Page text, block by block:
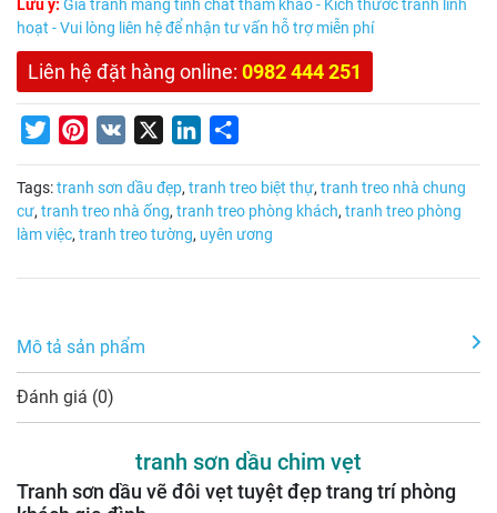
Lưu ý: Giá tranh mang tính chất tham khảo - Kích thước tranh linh
hoạt - Vui lòng liên hệ để nhận tư vấn hỗ trợ miễn phí
Liên hệ đặt hàng online: 0982 444 251
TwitterPinterest
VK LinkedIn
Tags:tranh sơn dầu đẹp, tranh treo biệt thự, tranh treo nhà chung
cư, tranh treo nhà ống, tranh treo phòng khách, tranh treo phòng
làm việc, tranh treo tường, uyên ương
Mô tả sản phẩm
Đánh giá (0)
tranh sơn dầu chim vẹt
Tranh sơn dầu vẽ đôi vẹt tuyệt đẹp trang trí phòng